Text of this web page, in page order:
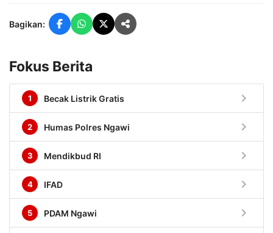
Bagikan:
Fokus Berita
1 Becak Listrik Gratis chevron_right
2 Humas Polres Ngawi chevron_right
3 Mendikbud RI chevron_right
4 IFAD chevron_right
5 PDAM Ngawi chevron_right